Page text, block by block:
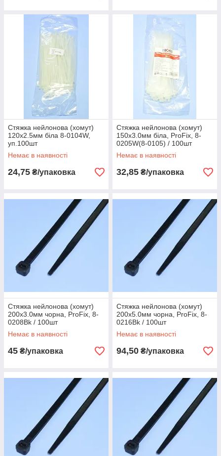
Стяжка нейлонова (хомут)
120х2.5мм біла 8-0104W,
уп.100шт
Немає в наявності
24,75 ₴/упаковка
Стяжка нейлонова (хомут)
150х3.0мм біла, ProFix, 8-
0205W(8-0105) / 100шт
Немає в наявності
32,85 ₴/упаковка
Стяжка нейлонова (хомут)
200х3.0мм чорна, ProFix, 8-
0208Bk / 100шт
Немає в наявності
45 ₴/упаковка
Стяжка нейлонова (хомут)
200х5.0мм чорна, ProFix, 8-
0216Bk / 100шт
Немає в наявності
94,50 ₴/упаковка